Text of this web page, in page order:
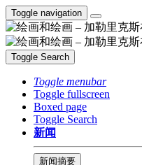
Toggle navigation
Toggle Search
Toggle menubar
Toggle fullscreen
Boxed page
Toggle Search
新闻
新闻摘要